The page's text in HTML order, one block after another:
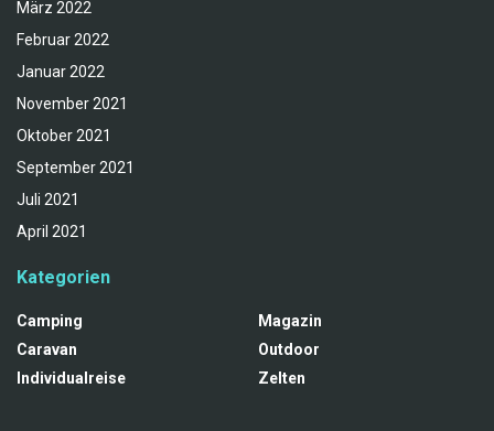
März 2022
Februar 2022
Januar 2022
November 2021
Oktober 2021
September 2021
Juli 2021
April 2021
Kategorien
Camping
Caravan
Individualreise
Magazin
Outdoor
Zelten